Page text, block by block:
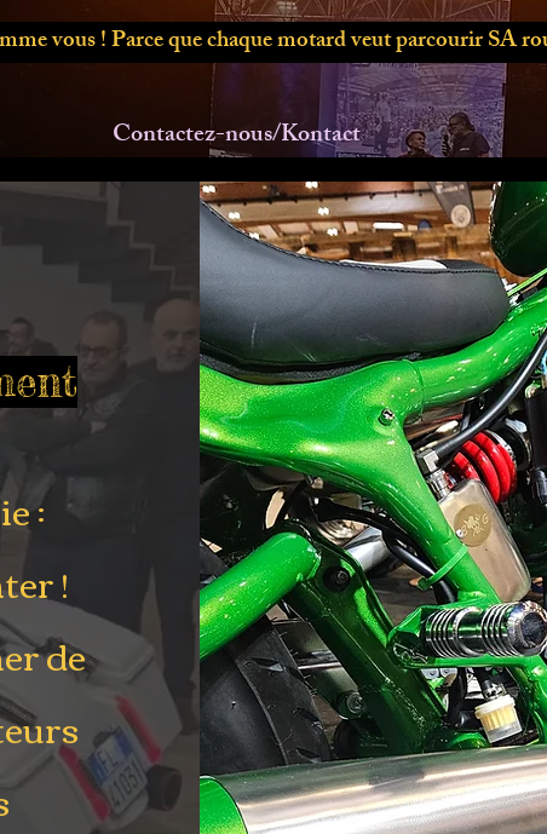
vous ! Parce que chaque motard veut parcourir SA
Contactez-nous/Kontact
:
!
de